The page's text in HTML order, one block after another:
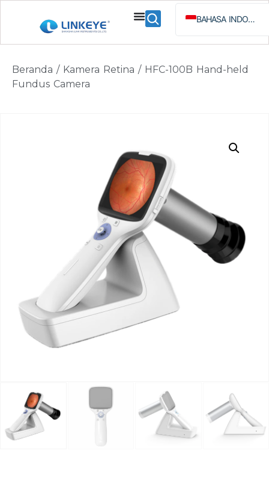
BAHASA INDONESIA
ENGLISH
Beranda / Kamera Retina / HFC-100B Hand-held
Fundus Camera